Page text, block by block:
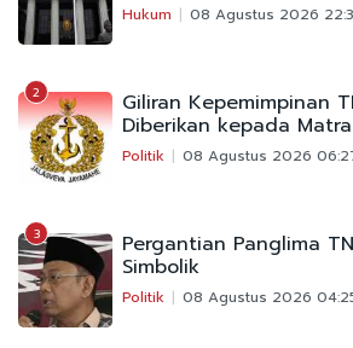
Hukum 08 Agustus 2026
2 Giliran Kepemimpinan
Diberikan kepada
Politik 08 Agustus 2026
3 Pergantian Panglima
Simbolik
Politik 08 Agustus 2026